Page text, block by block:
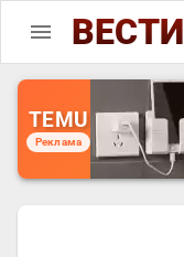
ВЕСТИ
TEMU
Реклама